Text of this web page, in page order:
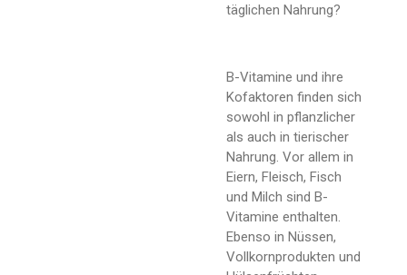
täglichen Nahrung?
B-Vitamine und ihre
Kofaktoren finden sich
sowohl in pflanzlicher
als auch in tierischer
Nahrung. Vor allem in
Eiern, Fleisch, Fisch
und Milch sind B-
Vitamine enthalten.
Ebenso in Nüssen,
Vollkornprodukten und